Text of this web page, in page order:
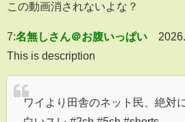
この動画消されないよな？
7:名無しさん＠お腹いっぱい
This is description
ワイより田舎のネット民、絶対